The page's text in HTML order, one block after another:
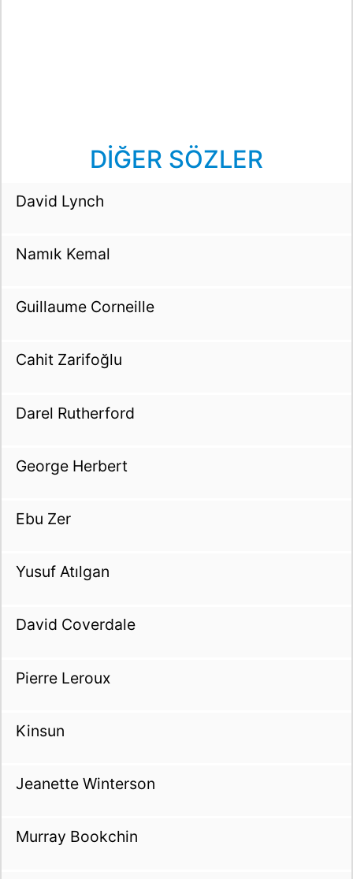
DİĞER SÖZLER
David Lynch
Namık Kemal
Guillaume Corneille
Cahit Zarifoğlu
Darel Rutherford
George Herbert
Ebu Zer
Yusuf Atılgan
David Coverdale
Pierre Leroux
Kinsun
Jeanette Winterson
Murray Bookchin